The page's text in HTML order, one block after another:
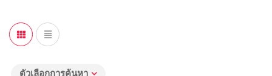
ตัวเลือกการค้นหา